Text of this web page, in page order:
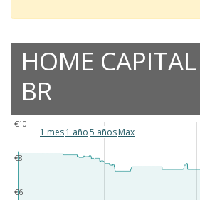
HOME CAPITAL
BR
1 mes1 año5 añosMax
€6
€8
€10